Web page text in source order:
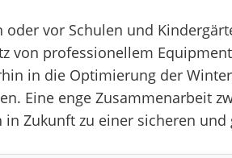
vor Schulen und
von professionellem
in die Optimierung der
Eine enge Zusammenarbeit
Zukunft zu einer sicheren und